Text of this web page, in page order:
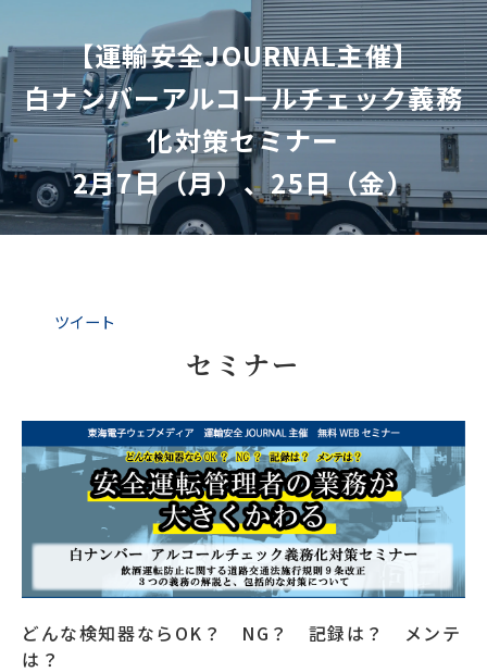
【運輸安全JOURNAL主催】
白ナンバーアルコールチェック義務
化対策セミナー
2月7日（月）、25日（金）
ツイート
セミナー
どんな検知器ならOK？ NG？ 記録は？ メンテ
は？